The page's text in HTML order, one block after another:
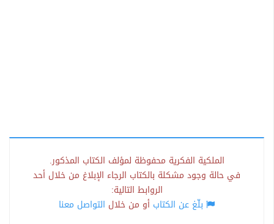
الملكية الفكرية محفوظة لمؤلف الكتاب المذكور.
في حالة وجود مشكلة بالكتاب الرجاء الإبلاغ من خلال أحد
الروابط التالية:
بلّغ عن الكتاب أو من خلال التواصل معنا